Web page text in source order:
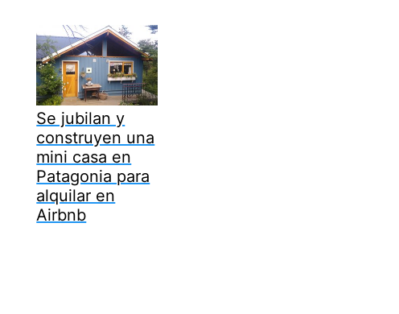
Se jubilan y
construyen una
mini casa en
Patagonia para
alquilar en
Airbnb